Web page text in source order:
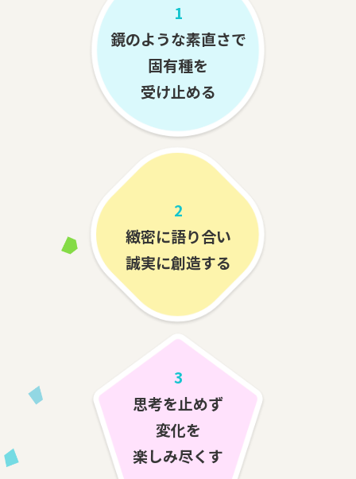
1
鏡のような素直さで
固有種を
受け止める
2
緻密に語り合い
誠実に創造する
3
思考を止めず
変化を
楽しみ尽くす